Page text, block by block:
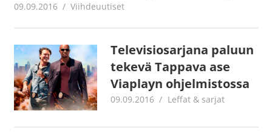
09.09.2016 Juha Kaunisto
Viihdeuutiset
Televisiosarjana paluun
tekevä Tappava ase
Viaplayn ohjelmistossa
09.09.2016 Juha Kaunisto
Leffat & sarjat